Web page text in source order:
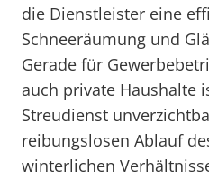
die Dienstleister eine
Schneeräumung und
Gerade für
auch private Haushalte
Streudienst
reibungslosen Ablauf
winterlichen